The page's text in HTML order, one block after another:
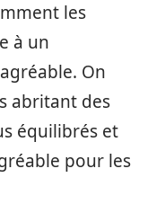
les
à un
On
abritant des
équilibrés et
pour les